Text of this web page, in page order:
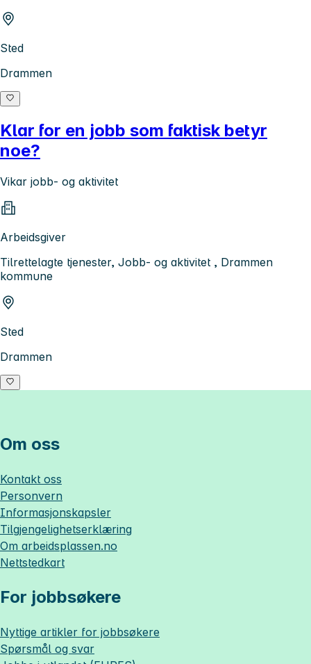
Sted
Drammen
Klar for en jobb som faktisk betyr
noe?
Vikar jobb- og aktivitet
Arbeidsgiver
Tilrettelagte tjenester, Jobb- og aktivitet , Drammen
kommune
Sted
Drammen
Om oss
Kontakt oss
Personvern
Informasjonskapsler
Tilgjengelighetserklæring
Om arbeidsplassen.no
Nettstedkart
For jobbsøkere
Nyttige artikler for jobbsøkere
Spørsmål og svar